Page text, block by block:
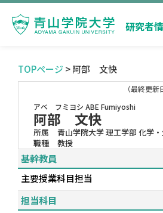
研究者
TOPページ > 阿部 文快
（最終更
アベ フミヨシ ABE Fumiyoshi
阿部 文快
所属
青山学院大学 理工学部 化学
職種
教授
基幹教員
主要授業科目担当
担当科目